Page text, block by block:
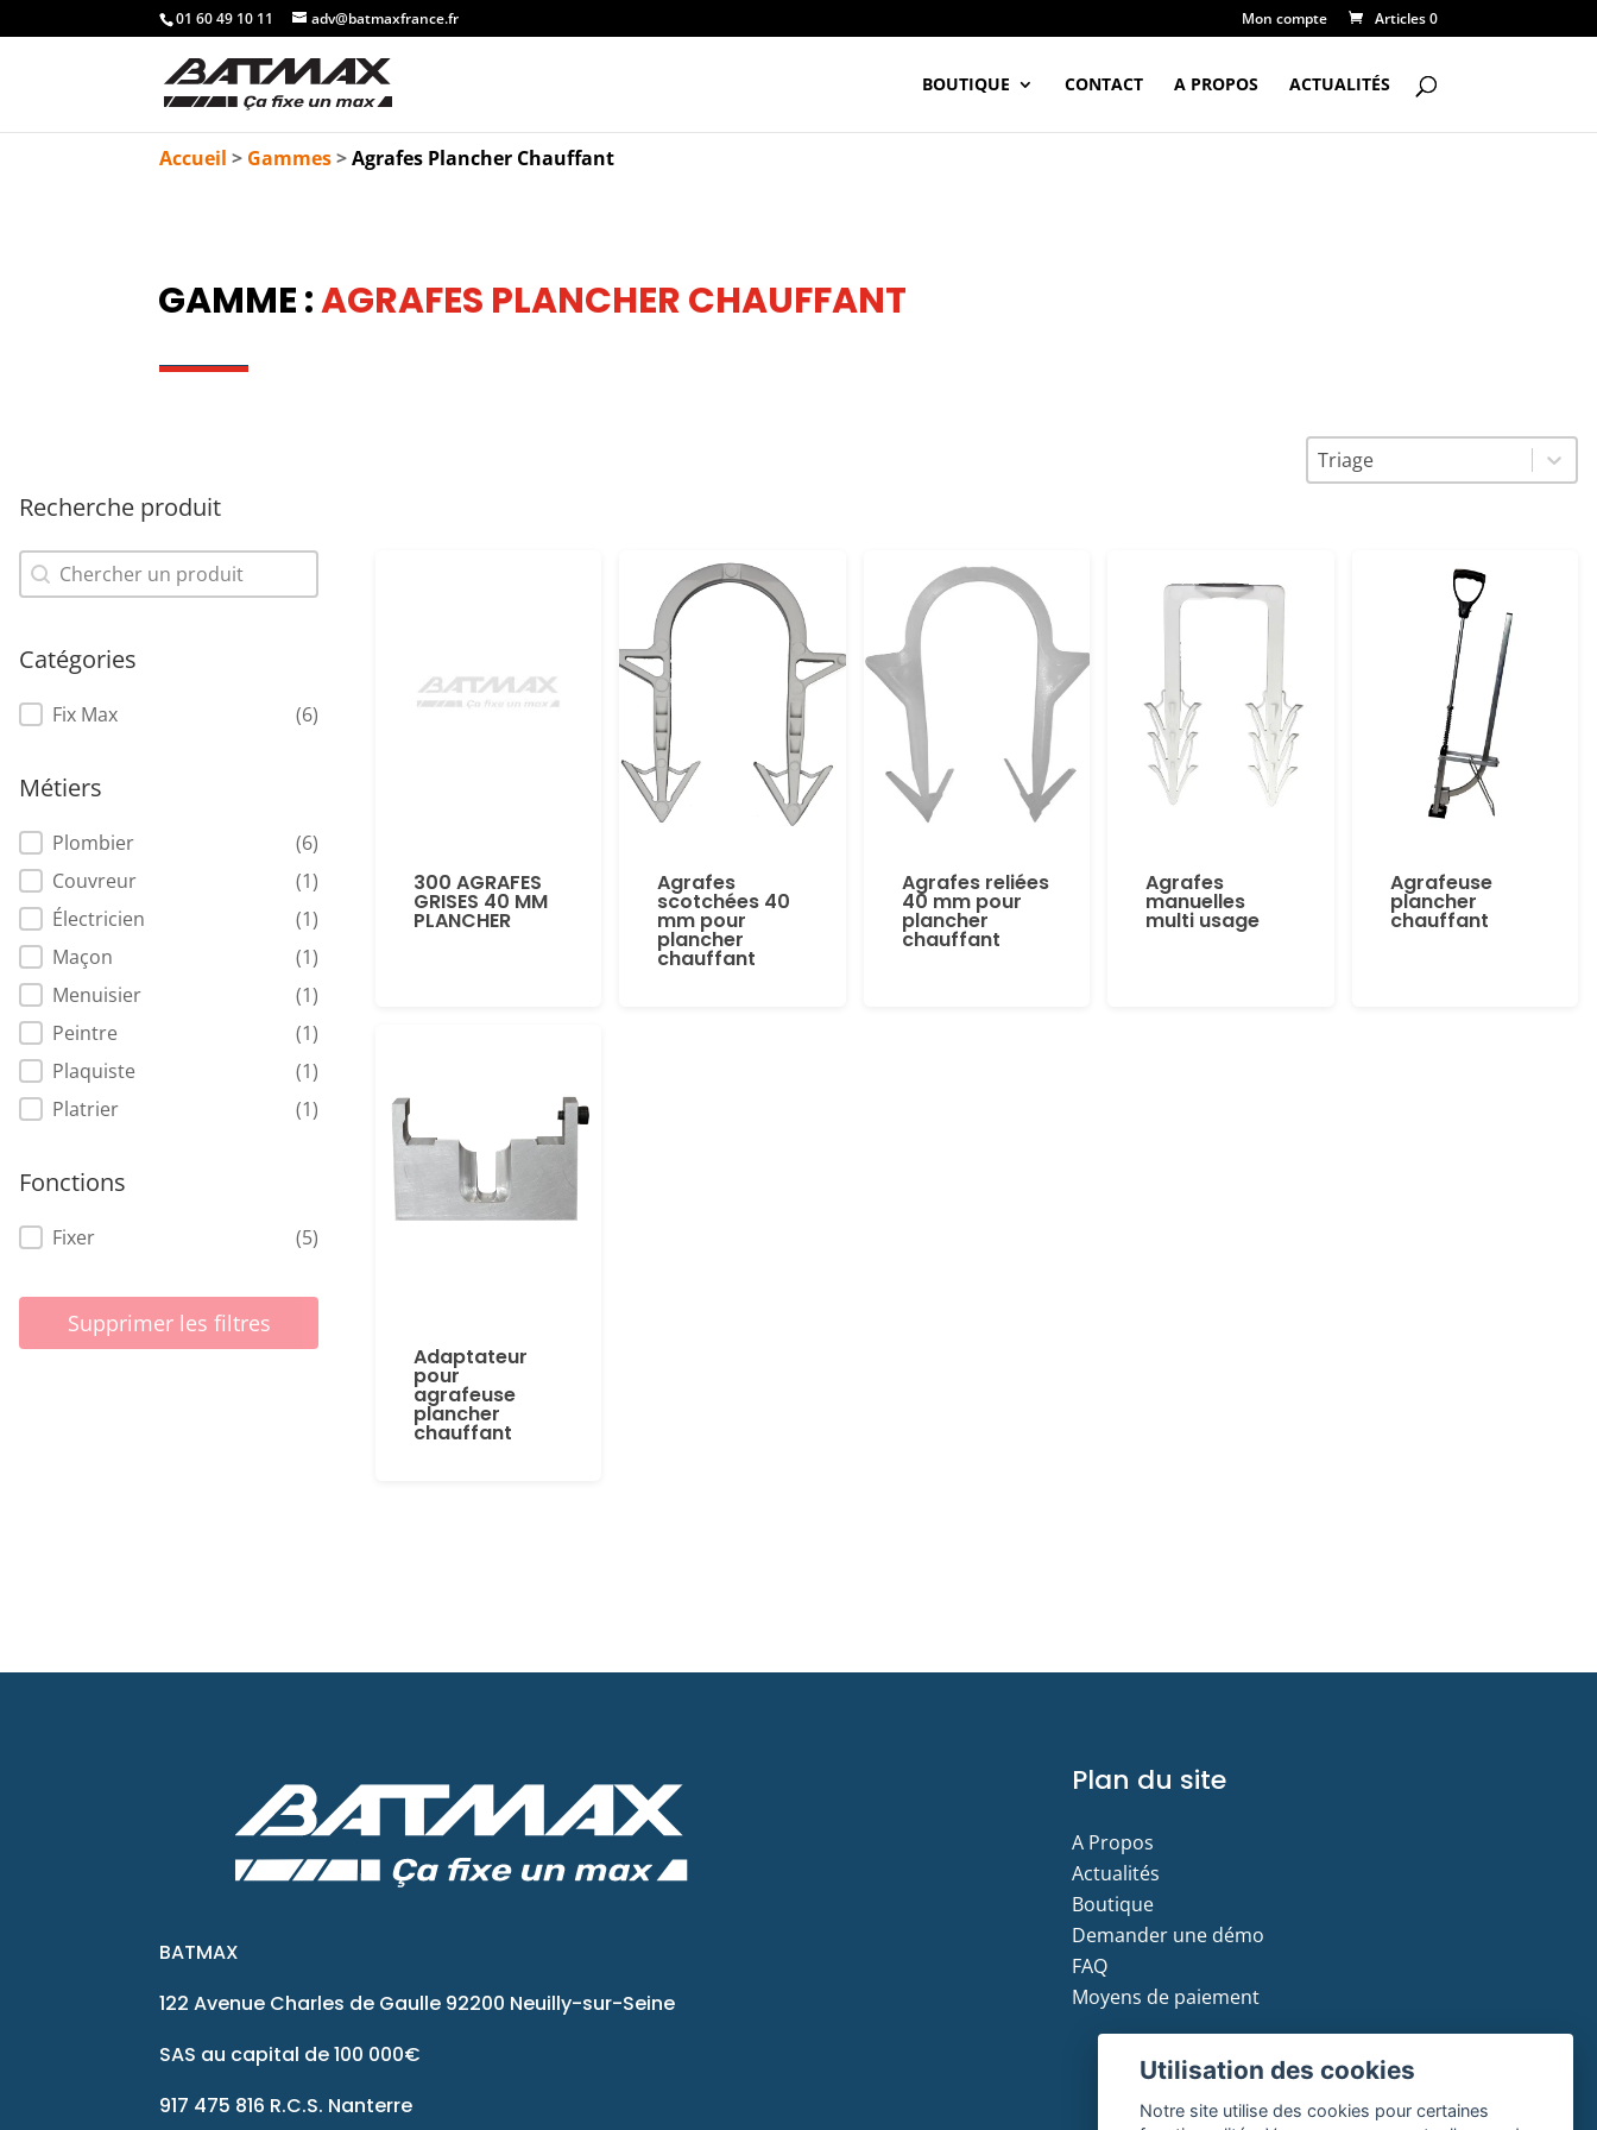
01 60 49 10 11 adv@batmaxfrance.fr Mon compte Articles 0
BOUTIQUE CONTACT A PROPOS ACTUALITÉS
Accueil > Gammes>Agrafes Plancher Chauffant
GAMME :AGRAFES PLANCHER CHAUFFANT
Recherche produit
Recherche produit
Recherche produit
Catégories
Catégories
Fix Max (6)
Métiers
Métiers
Plombier
(6)
Couvreur
(1)
Électricien
(1)
Maçon
(1)
Menuisier
(1)
Peintre
(1)
Plaquiste
(1)
Platrier
(1)
Fonctions
Fonctions
Fixer (5)
Supprimer les filtres
Triage
Trier le contenu
300 AGRAFES
GRISES 40 MM
PLANCHER
Agrafes
scotchées 40
mm pour
plancher
chauffant
Agrafes reliées
40 mm pour
plancher
chauffant
Agrafes
manuelles
multi usage
Agrafeuse
plancher
chauffant
Adaptateur
pour
agrafeuse
plancher
chauffant
BATMAX
122 Avenue Charles de Gaulle 92200 Neuilly-sur-Seine
SAS au capital de 100 000€
917 475 816 R.C.S. Nanterre
Plan du site
A Propos
Actualités
Boutique
Demander une démo
FAQ
Moyens de paiement
Utilisation des cookies
Notre site utilise des cookies pour certaines